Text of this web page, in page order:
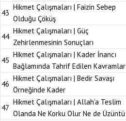
43
Hikmet Çalışmaları | Faizin Sebep
Olduğu Çöküş
44
Hikmet Çalışmaları | Güç
Zehirlenmesinin Sonuçları
45
Hikmet Çalışmaları | Kader İnancı
Bağlamında Tahrif Edilen Kavramlar
46
Hikmet Çalışmaları | Bedir Savaşı
Örneğinde Kader
47
Hikmet Çalışmaları | Allah’a Teslim
Olanda Ne Korku Olur Ne de Üzüntü